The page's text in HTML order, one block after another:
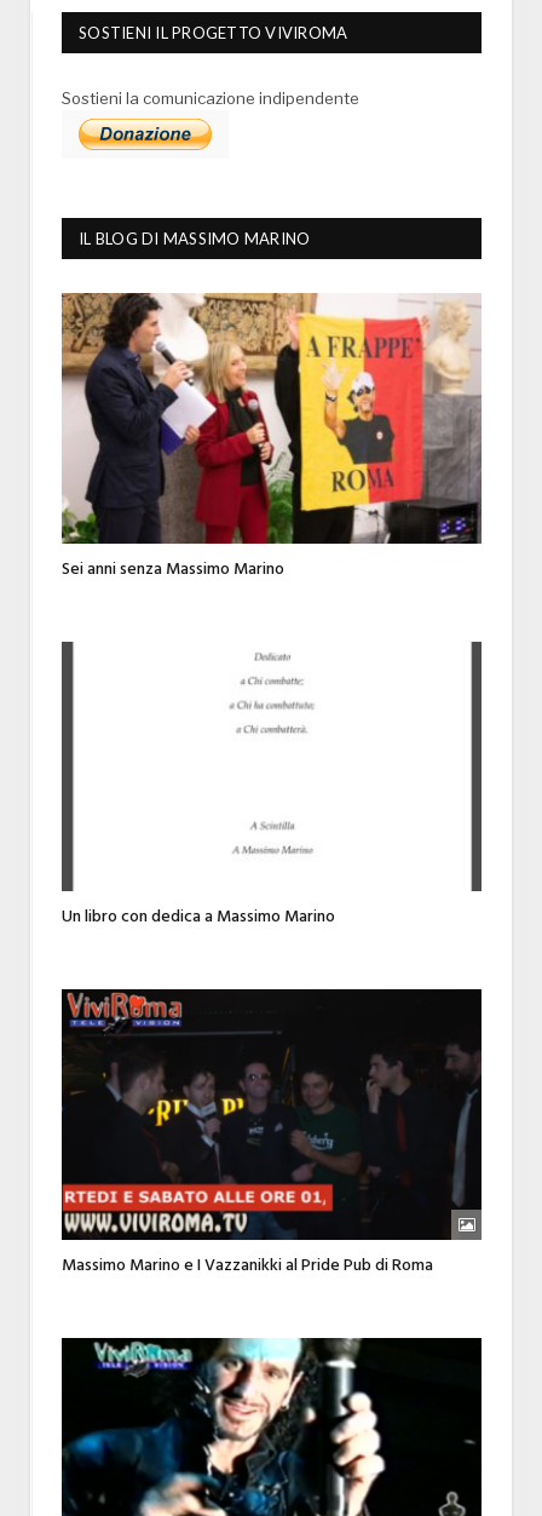
SOSTIENI IL PROGETTO VIVIROMA
Sostieni la comunicazione indipendente
IL BLOG DI MASSIMO MARINO
Sei anni senza Massimo Marino
Un libro con dedica a Massimo Marino
Massimo Marino e I Vazzanikki al Pride Pub di Roma